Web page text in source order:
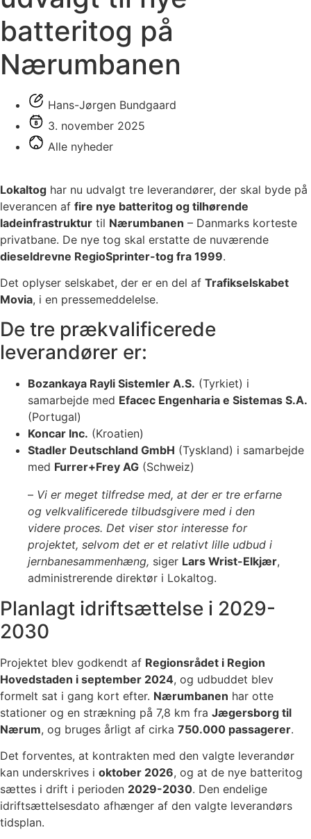
batteritog på
Nærumbanen
Hans-Jørgen Bundgaard
3. november 2025
Alle nyheder
Lokaltog har nu udvalgt tre leverandører, der skal byde på
leverancen af fire nye batteritog og tilhørende
ladeinfrastruktur til Nærumbanen – Danmarks korteste
privatbane. De nye tog skal erstatte de nuværende
dieseldrevne RegioSprinter-tog fra 1999.
Det oplyser selskabet, der er en del af Trafikselskabet
Movia, i en pressemeddelelse.
De tre prækvalificerede
leverandører er:
Bozankaya Rayli Sistemler A.S. (Tyrkiet) i
samarbejde med Efacec Engenharia e Sistemas S.A.
(Portugal)
Koncar Inc. (Kroatien)
Stadler Deutschland GmbH (Tyskland) i samarbejde
med Furrer+Frey AG (Schweiz)
– Vi er meget tilfredse med, at der er tre erfarne
og velkvalificerede tilbudsgivere med i den
videre proces. Det viser stor interesse for
projektet, selvom det er et relativt lille udbud i
jernbanesammenhæng, siger Lars Wrist-Elkjær,
administrerende direktør i Lokaltog.
Planlagt idriftsættelse i 2029-
2030
Projektet blev godkendt af Regionsrådet i Region
Hovedstaden i september 2024, og udbuddet blev
formelt sat i gang kort efter. Nærumbanen har otte
stationer og en strækning på 7,8 km fra Jægersborg til
Nærum, og bruges årligt af cirka 750.000 passagerer.
Det forventes, at kontrakten med den valgte leverandør
kan underskrives i oktober 2026, og at de nye batteritog
sættes i drift i perioden 2029-2030. Den endelige
idriftsættelsesdato afhænger af den valgte leverandørs
tidsplan.